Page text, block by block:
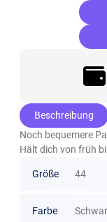
Beschreibung
Noch bequemere
Hält dich von früh
Größe 44
Farbe